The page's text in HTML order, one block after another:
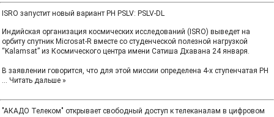
ISRO запустит новый вариант РН PSLV: PSLV-DL
Индийская организация космических исследований (ISRO) выведет на
орбиту спутник Microsat-R вместе со студенческой полезной нагрузкой
“Kalamsat” из Космического центра имени Сатиша Дхавана 24 января.
В заявлении говорится, что для этой миссии определена 4-х ступенчатая РН
... Читать дальше »
"АКАДО Телеком" открывает свободный доступ к телеканалам в цифровом